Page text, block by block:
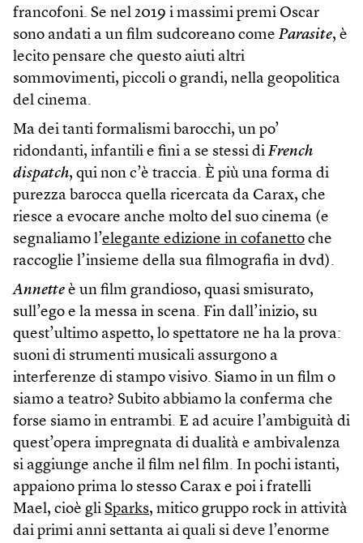
francofoni. Se nel 2019 i massimi premi Oscar
sono andati a un film sudcoreano come Parasite, è
lecito pensare che questo aiuti altri
sommovimenti, piccoli o grandi, nella geopolitica
del cinema.
Ma dei tanti formalismi barocchi, un po’
ridondanti, infantili e fini a se stessi di French
dispatch, qui non c’è traccia. È più una forma di
purezza barocca quella ricercata da Carax, che
riesce a evocare anche molto del suo cinema (e
segnaliamo l’elegante edizione in cofanetto che
raccoglie l’insieme della sua filmografia in dvd).
Annette è un film grandioso, quasi smisurato,
sull’ego e la messa in scena. Fin dall’inizio, su
quest’ultimo aspetto, lo spettatore ne ha la prova:
suoni di strumenti musicali assurgono a
interferenze di stampo visivo. Siamo in un film o
siamo a teatro? Subito abbiamo la conferma che
forse siamo in entrambi. E ad acuire l’ambiguità di
quest’opera impregnata di dualità e ambivalenza
si aggiunge anche il film nel film. In pochi istanti,
appaiono prima lo stesso Carax e poi i fratelli
Mael, cioè gli Sparks, mitico gruppo rock in attività
dai primi anni settanta ai quali si deve l’enorme